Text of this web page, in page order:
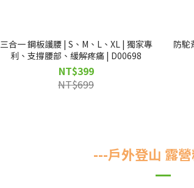
三合一 鋼板護腰 | S、M、L、XL | 獨家專
利、支撐腰部、緩解疼痛 | D00698
NT$399
NT$699
防駝
---戶外登山 露